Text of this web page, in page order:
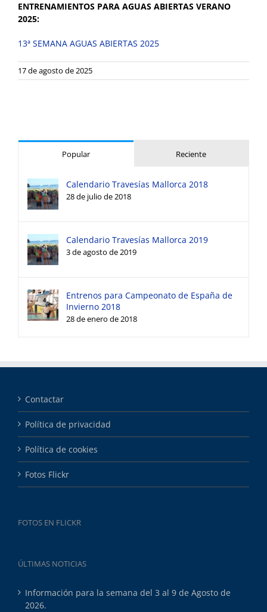
ENTRENAMIENTOS PARA AGUAS ABIERTAS VERANO
2025:
13ª SEMANA AGUAS ABIERTAS 2025
17 de agosto de 2025
Popular Reciente
Calendario Travesías Mallorca 2018
28 de julio de 2018
Calendario Travesías Mallorca 2019
3 de agosto de 2019
Entrenos para Campeonato de España de
Invierno 2018
28 de enero de 2018
Contactar
Política de privacidad
Política de cookies
Fotos Flickr
FOTOS EN FLICKR
ÚLTIMAS NOTICIAS
Información para la semana del 3 al 9 de Agosto de
2026.